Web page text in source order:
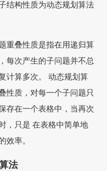
结构性质为动态规划算法
重叠性质是指在用递归算
每次产生的子问题并不总
计算多次。 动态规划算
性质，对每一个子问题只
存在一个表格中，当再次
，只是 在表格中简单地
效率。
法